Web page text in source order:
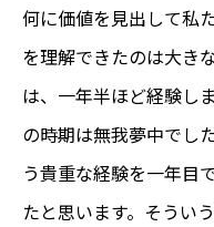
何に価値を見出して私
を理解できたのは大き
は、一年半ほど経験し
の時期は無我夢中でし
う貴重な経験を一年目
たと思います。そうい